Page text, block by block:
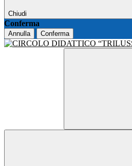
Chiudi
Conferma
Annulla Conferma